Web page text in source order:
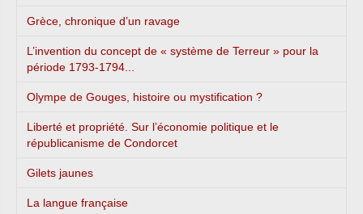
Grèce, chronique d’un ravage
L’invention du concept de « système de Terreur » pour la
période 1793-1794...
Olympe de Gouges, histoire ou mystification ?
Liberté et propriété. Sur l’économie politique et le
républicanisme de Condorcet
Gilets jaunes
La langue française